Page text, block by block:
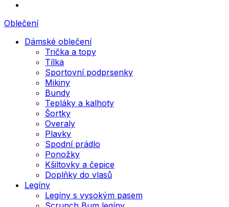
Oblečení
Dámské oblečení
Trička a topy
Tílka
Sportovní podprsenky
Mikiny
Bundy
Tepláky a kalhoty
Šortky
Overaly
Plavky
Spodní prádlo
Ponožky
Kšiltovky a čepice
Doplňky do vlasů
Legíny
Legíny s vysokým pasem